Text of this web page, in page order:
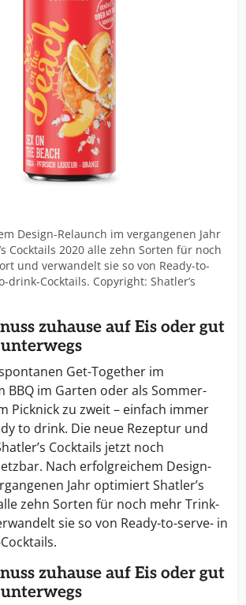
Renommee gewachsen.
Design-Relaunch im vergangenen Jahr
Cocktails 2020 alle zehn Sorten für noch
und verwandelt sie so von Ready-to-
drink-Cocktails. Copyright: Shatler’s
zuhause auf Eis oder gut
Get-Together im
BBQ im Garten oder als Sommer-
Picknick zu zweit – einfach immer
to drink. Die neue Rezeptur und
Cocktails jetzt noch
Nach erfolgreichem Design-
Jahr optimiert Shatler’s
zehn Sorten für noch mehr Trink-
sie so von Ready-to-serve- in
zuhause auf Eis oder gut